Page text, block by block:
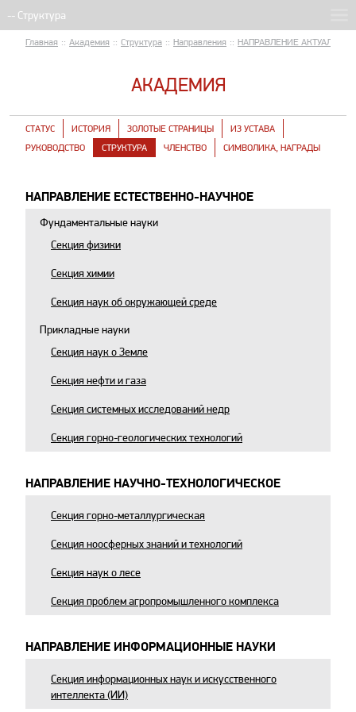
Главная :: Академия :: Структура :: Направления :: НАПРАВЛЕНИЕ
АКАДЕМИЯ
СТАТУС ИСТОРИЯ ЗОЛОТЫЕ СТРАНИЦЫ
ИЗ УСТАВА
РУКОВОДСТВО
СТРУКТУРА ЧЛЕНСТВО СИМВОЛИКА, НАГРАДЫ
НАПРАВЛЕНИЕ ЕСТЕСТВЕННО-НАУЧНОЕ
Фундаментальные науки
Секция физики
Секция химии
Секция наук об окружающей среде
Прикладные науки
Секция наук о Земле
Секция нефти и газа
Секция системных исследований недр
Секция горно-геологических технологий
НАПРАВЛЕНИЕ НАУЧНО-ТЕХНОЛОГИЧЕСКОЕ
Секция горно-металлургическая
Секция ноосферных знаний и технологий
Секция наук о лесе
Секция проблем агропромышленного комплекса
НАПРАВЛЕНИЕ ИНФОРМАЦИОННЫЕ НАУКИ
Секция информационных наук и искусственного
интеллекта (ИИ)